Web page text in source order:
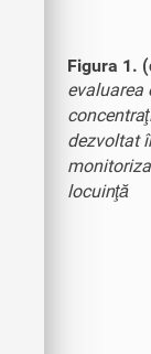
Figura 1.
evaluarea
dezvoltat
locuinţă